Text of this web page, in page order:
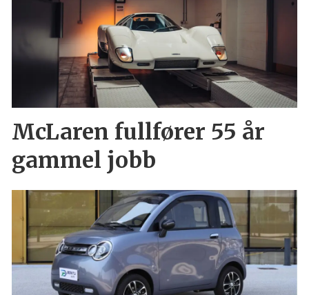
McLaren fullfører 55 år
gammel jobb